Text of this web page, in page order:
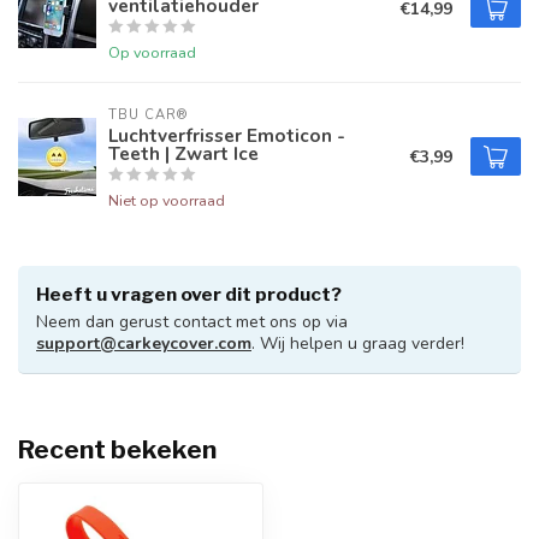
ventilatiehouder
Op voorraad
€14,99
TBU CAR®
Luchtverfrisser Emoticon -
Teeth | Zwart Ice
Niet op voorraad
€3,99
Heeft u vragen over dit product?
Neem dan gerust contact met ons op via
support@carkeycover.com. Wij helpen u graag verder!
Recent bekeken